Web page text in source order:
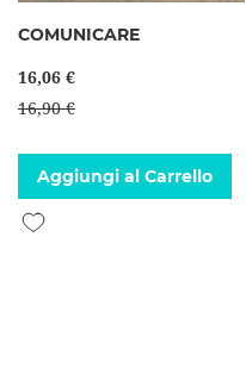
COMUNICARE
16,06 €
16,90 €
Aggiungi al Carrello
Aggiungi alla lista desideri